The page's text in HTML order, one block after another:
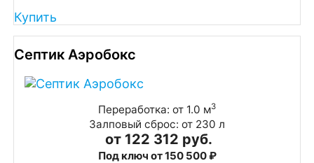
Купить
Септик Аэробокс
Переработка: от 1.0 м3
Залповый сброс: от 230 л
от 122 312 руб.
Под ключ от 150 500 ₽